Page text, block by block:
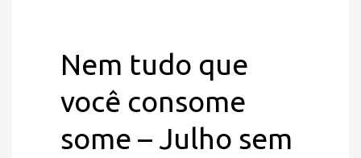
Nem tudo que
você consome
some – Julho sem